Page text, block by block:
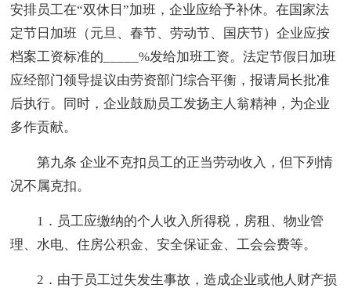
安排员工在“双休日”加班，企业应给予补休。在国家法
定节日加班（元旦、春节、劳动节、国庆节）企业应按
档案工资标准的_____%发给加班工资。法定节假日加班
应经部门领导提议由劳资部门综合平衡，报请局长批准
后执行。同时，企业鼓励员工发扬主人翁精神，为企业
多作贡献。
第九条 企业不克扣员工的正当劳动收入，但下列情
况不属克扣。
1．员工应缴纳的个人收入所得税，房租、物业管
理、水电、住房公积金、安全保证金、工会会费等。
2．由于员工过失发生事故，造成企业或他人财产损